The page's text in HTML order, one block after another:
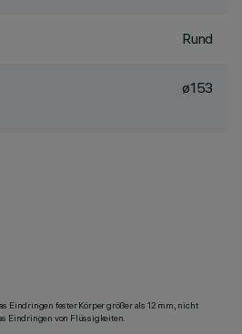
Rund
ø153
Eindringen fester Körper größer als 12 mm, nicht
Eindringen von Flüssigkeiten.